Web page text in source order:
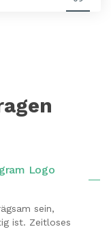
Logo
sein,
ist. Zeitloses